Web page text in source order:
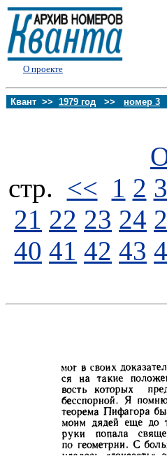
О проекте
Квант >> 1979 год >> номер 3
стp. << 1 2 3
21 22 23 24
40 41 42 43